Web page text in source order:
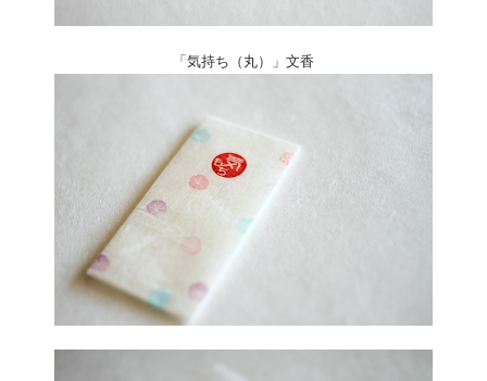
「気持ち（丸）」文香